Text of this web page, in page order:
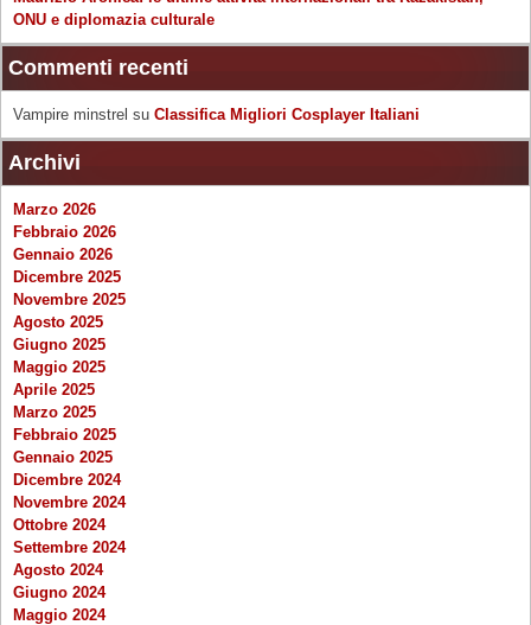
ONU e diplomazia culturale
Commenti recenti
Vampire minstrel su Classifica Migliori Cosplayer Italiani
Archivi
Marzo 2026
Febbraio 2026
Gennaio 2026
Dicembre 2025
Novembre 2025
Agosto 2025
Giugno 2025
Maggio 2025
Aprile 2025
Marzo 2025
Febbraio 2025
Gennaio 2025
Dicembre 2024
Novembre 2024
Ottobre 2024
Settembre 2024
Agosto 2024
Giugno 2024
Maggio 2024